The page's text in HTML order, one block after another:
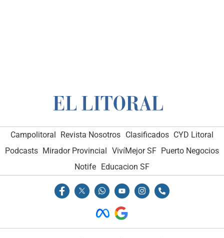
Campolitoral Revista Nosotros Clasificados CYD Litoral
Podcasts Mirador Provincial VivíMejor SF Puerto Negocios
Notife Educacion SF